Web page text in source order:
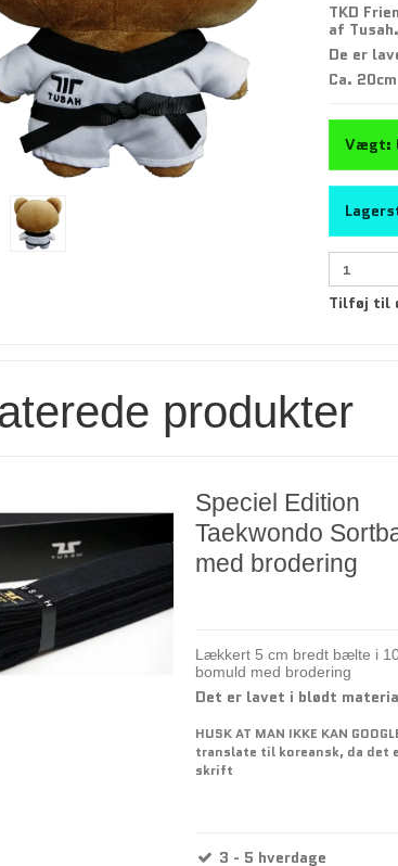
TKD
af Tusah.
De er
Ca.
Vægt:
Tilføj til
produkter
Speciel Edition
Taekwondo
med brodering
Lækkert 5 cm bredt bælte i
bomuld med brodering
Det er lavet i blødt
HUSK AT MAN IKKE KAN
translate til koreansk, da det
skrift
3 - 5 hverdage